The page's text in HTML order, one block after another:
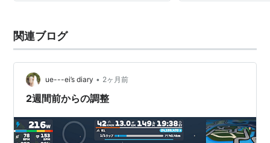
関連ブログ
ue---ei’s diary • 2ヶ月前
2週間前からの調整